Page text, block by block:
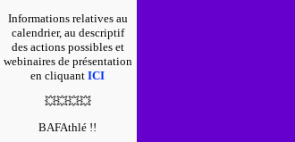
Informations relatives au
calendrier, au descriptif
des actions possibles et
webinaires de présentation
en cliquant ICI
💥💥💥💥
BAFAthlé !!